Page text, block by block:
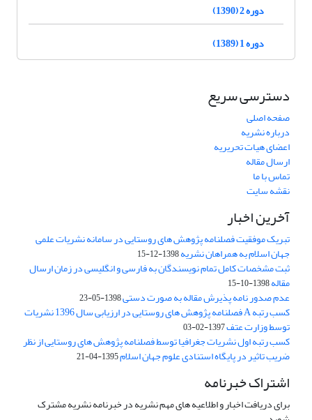
دوره 2 (1390)
دوره 1 (1389)
دسترسی سریع
صفحه اصلی
درباره نشریه
اعضای هیات تحریریه
ارسال مقاله
تماس با ما
نقشه سایت
آخرین اخبار
تبریک موفقیت فصلنامه پژوهش های روستایی در سامانه نشریات علمی
جهان اسلام به همراهان نشریه1398-12-15
ثبت مشخصات کامل تمام نویسندگان به فارسی و انگلیسی در زمان ارسال
مقاله1398-10-15
عدم صدور نامه پذیرش مقاله به صورت دستی1398-05-23
کسب رتبه A فصلنامه پژوهش های روستایی در ارزیابی سال 1396 نشریات
توسط وزارت عتف1397-02-03
کسب رتبه اول نشریات جغرافیا توسط فصلنامه پژوهش های روستایی از نظر
ضریب تاثیر در پایگاه استنادی علوم جهان اسلام1395-04-21
اشتراک خبرنامه
برای دریافت اخبار و اطلاعیه های مهم نشریه در خبرنامه نشریه مشترک